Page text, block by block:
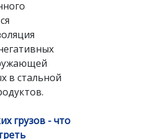
в стальной
грузов - что